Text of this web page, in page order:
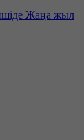
Жаңа жыл